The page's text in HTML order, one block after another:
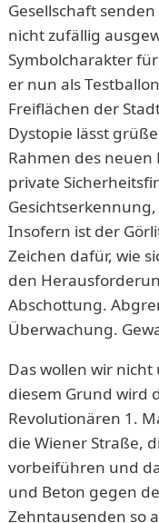
Gesellschaft
nicht zufällig
Symbolcharakter
er nun als
Freiflächen der
Dystopie lässt
Rahmen des neuen
private
Insofern ist der
Zeichen dafür, wie
den
Abschottung.
Überwachung.
Das wollen wir
diesem Grund wird
Revolutionären 1.
die Wiener Straße,
vorbeiführen und
und Beton gegen
Zehntausenden so